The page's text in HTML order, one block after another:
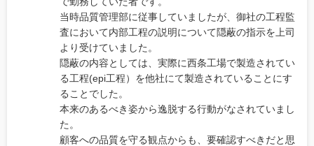
当時品質管理部に従事していましたが、御社の工程監
査において内部工程の説明について隠蔽の指示を上司
より受けていました。
隠蔽の内容としては、実際に西条工場で製造されてい
る工程(epi工程）を他社にて製造されていることにす
ることでした。
本来のあるべき姿から逸脱する行動がなされていまし
た。
顧客への品質を守る観点からも、要確認すべきだと思